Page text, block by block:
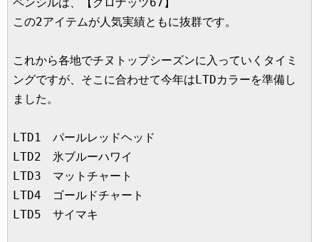
この2アイテムが人気実績ともに抜群です。
これから各地でチヌトップシーズンに入っていくタイミ
ングですが、そこに合わせて今年はLTDカラーを準備し
ました。
LTD1　パールレッドヘッド
LTD2　氷ブルーハワイ
LTD3　マットチャート
LTD4　ゴールドチャート
LTD5　サイマキ